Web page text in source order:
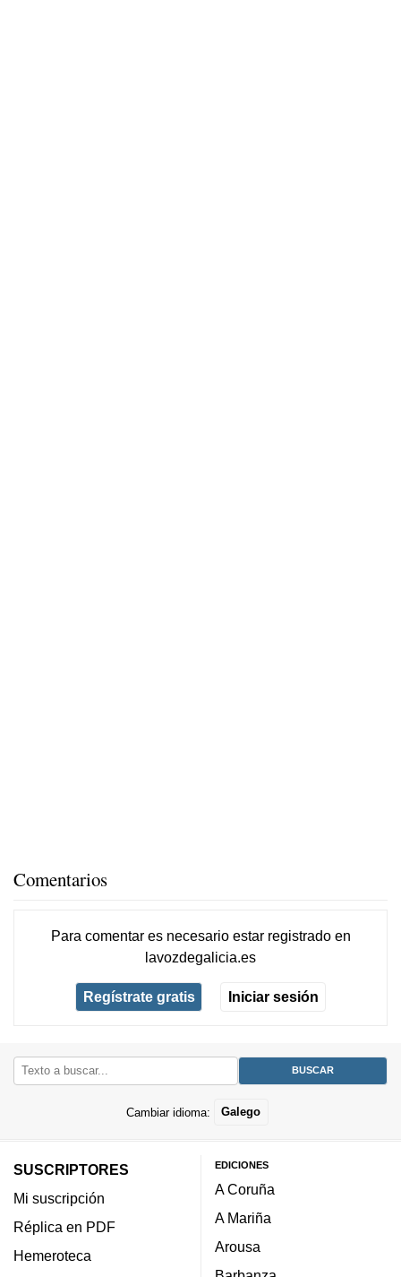
Comentarios
Para comentar es necesario estar registradoen
lavozdegalicia.es
Regístrate gratis Iniciar sesión
Cambiar idioma: Galego
SUSCRIPTORES
Mi suscripción
Réplica en PDF
Hemeroteca
EDICIONES
A Coruña
A Mariña
Arousa